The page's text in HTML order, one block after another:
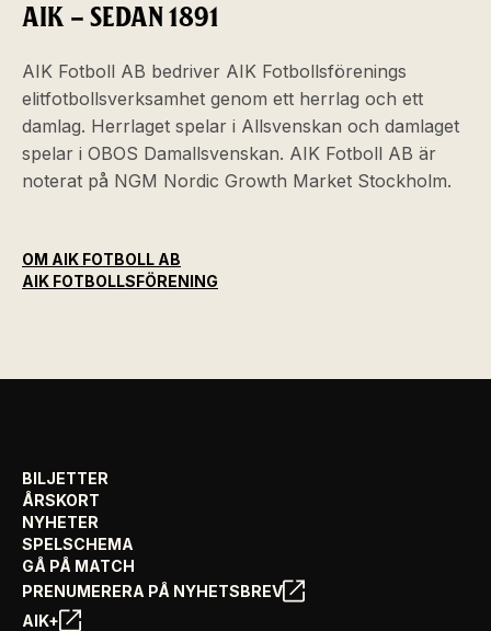
AIK – SEDAN 1891
AIK Fotboll AB bedriver AIK Fotbollsförenings
elitfotbollsverksamhet genom ett herrlag och ett
damlag. Herrlaget spelar i Allsvenskan och damlaget
spelar i OBOS Damallsvenskan. AIK Fotboll AB är
noterat på NGM Nordic Growth Market Stockholm.
OM AIK FOTBOLL AB
AIK FOTBOLLSFÖRENING
BILJETTER
ÅRSKORT
NYHETER
SPELSCHEMA
GÅ PÅ MATCH
PRENUMERERA PÅ NYHETSBREV
AIK+